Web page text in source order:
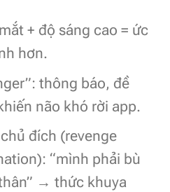
+ độ sáng cao = ức
hơn.
thông báo, đề
não khó rời app.
đích (revenge
“mình phải bù
→ thức khuya